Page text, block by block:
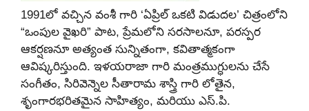
1991లో వచ్చిన వంశీ గారి ‘ఏప్రిల్ ఒకటి విడుదల’ చిత్రంలోని
“ఒంపుల వైఖరి” పాట, ప్రేమలోని సరసాలనూ, పరస్పర
ఆకర్షణనూ అత్యంత సున్నితంగా, కవితాత్మకంగా
ఆవిష్కరిస్తుంది. ఇళయరాజా గారి మంత్రముగ్ధులను చేసే
సంగీతం, సిరివెన్నెల సీతారామ శాస్త్రి గారి లోతైన,
శృంగారభరితమైన సాహిత్యం, మరియు ఎస్.పి.